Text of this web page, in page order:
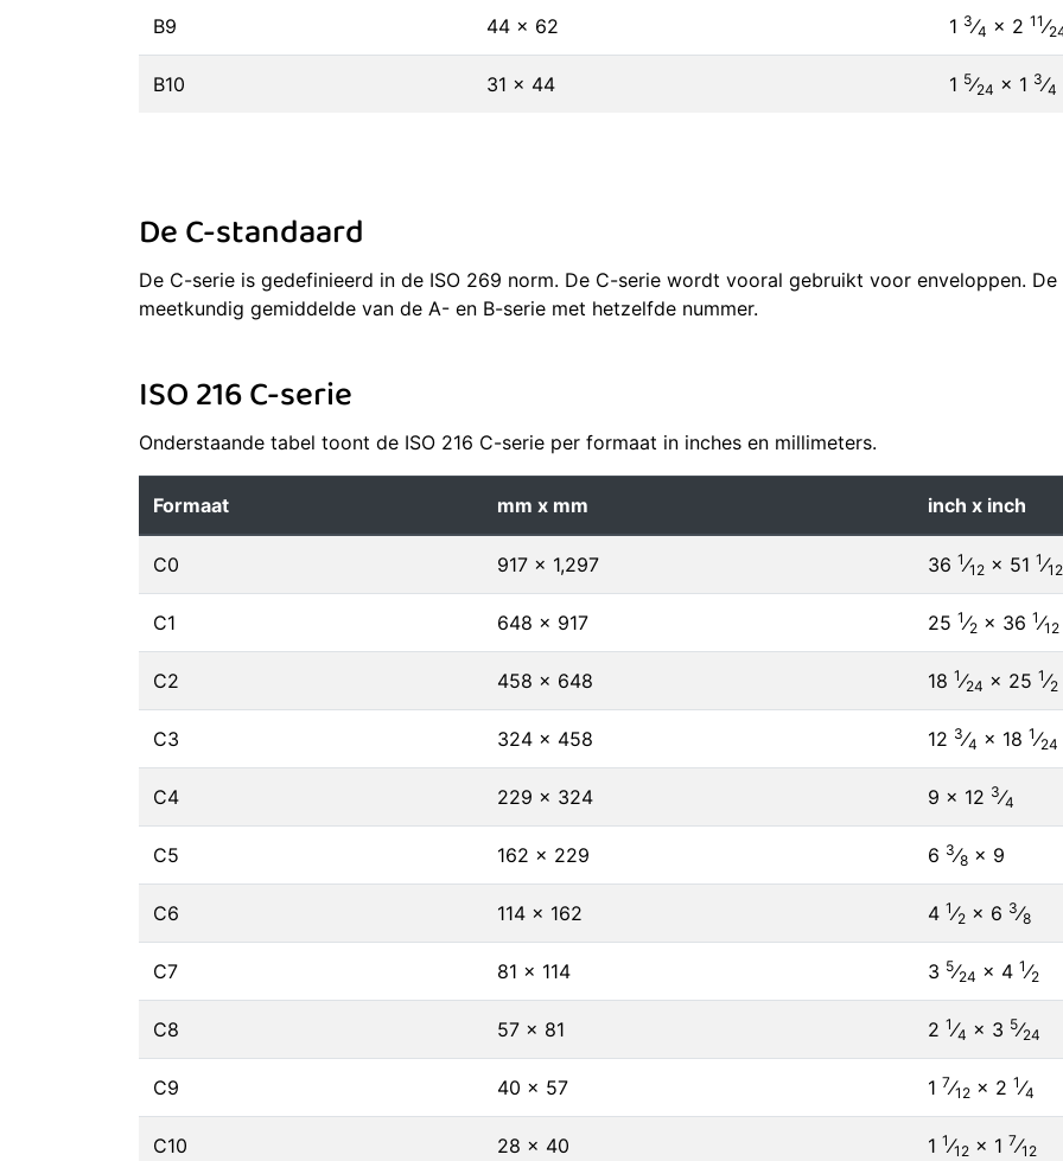
B9 44 × 62 1 3⁄4 × 2 11⁄
B10 31 × 44 1 5⁄24 × 1 3⁄4
De C-standaard
De C-serie is gedefinieerd in de ISO 269 norm. De C-serie wordt vooral gebruikt voor enveloppen.
meetkundig gemiddelde van de A- en B-serie met hetzelfde nummer.
ISO 216 C-serie
Onderstaande tabel toont de ISO 216 C-serie per formaat in inches en millimeters.
Formaat mm x mm inch x inch
C0 917 × 1,297 36 1⁄12 × 51 1⁄12
C1 648 × 917 25 1⁄2 × 36 1⁄12
C2 458 × 648 18 1⁄24 × 25 1⁄2
C3 324 × 458 12 3⁄4 × 18 1⁄24
C4 229 × 324 9 × 12 3⁄4
C5 162 × 229 6 3⁄8 × 9
C6 114 × 162 4 1⁄2 × 6 3⁄8
C7 81 × 114 3 5⁄24 × 4 1⁄2
C8 57 × 81 2 1⁄4 × 3 5⁄24
C9 40 × 57 1 7⁄12 × 2 1⁄4
C10 28 × 40 1 1⁄12 × 1 7⁄12